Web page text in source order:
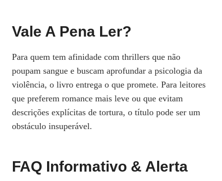
Vale A Pena Ler?
Para quem tem afinidade com thrillers que não
poupam sangue e buscam aprofundar a psicologia da
violência, o livro entrega o que promete. Para leitores
que preferem romance mais leve ou que evitam
descrições explícitas de tortura, o título pode ser um
obstáculo insuperável.
FAQ Informativo & Alerta